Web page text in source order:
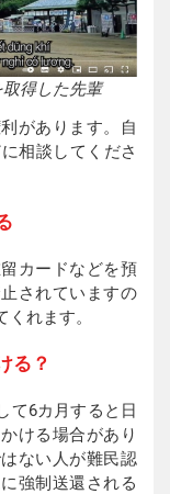
得した先輩
があります。自
相談してくださ
カードなどを預
されていますの
れます。
る？
て6カ月すると日
ける場合があり
ない人が難民認
強制送還される